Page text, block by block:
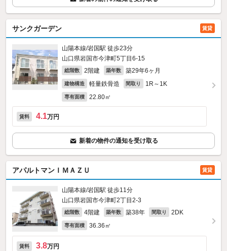
サンクガーデン 賃貸
山陽本線/岩国駅 徒歩23分
山口県岩国市今津町5丁目6-15
総階数 2階建 築年数 築29年6ヶ月
建物構造 軽量鉄骨造 間取り 1R～1K
専有面積 22.80㎡
賃料 4.1万円
新着の物件の通知を受け取る
アパルトマンＩＭＡＺＵ 賃貸
山陽本線/岩国駅 徒歩11分
山口県岩国市今津町2丁目2-3
総階数 4階建 築年数 築38年 間取り 2DK
専有面積 36.36㎡
賃料 3.8万円